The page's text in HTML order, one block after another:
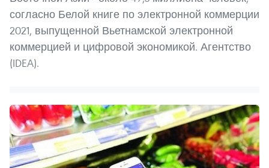
согласно Белой книге по электронной коммерции
2021, выпущенной Вьетнамской электронной
коммерцией и цифровой экономикой. Агентство
(IDEA).